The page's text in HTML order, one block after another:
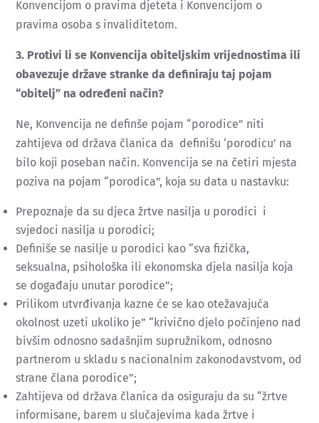
Konvencijom o pravima djeteta i Konvencijom o
pravima osoba s invaliditetom.
3. Protivi li se Konvencija obiteljskim vrijednostima ili
obavezuje države stranke da definiraju taj pojam
“obitelj” na određeni način?
Ne, Konvencija ne definše pojam “porodice” niti
zahtijeva od država članica da definišu ‘porodicu’ na
bilo koji poseban način. Konvencija se na četiri mjesta
poziva na pojam “porodica”, koja su data u nastavku:
Prepoznaje da su djeca žrtve nasilja u porodici i
svjedoci nasilja u porodici;
Definiše se nasilje u porodici kao “sva fizička,
seksualna, psihološka ili ekonomska djela nasilja koja
se događaju unutar porodice”;
Prilikom utvrđivanja kazne će se kao otežavajuća
okolnost uzeti ukoliko je” “krivično djelo počinjeno nad
bivšim odnosno sadašnjim supružnikom, odnosno
partnerom u skladu s nacionalnim zakonodavstvom, od
strane člana porodice”;
Zahtijeva od država članica da osiguraju da su “žrtve
informisane, barem u slučajevima kada žrtve i